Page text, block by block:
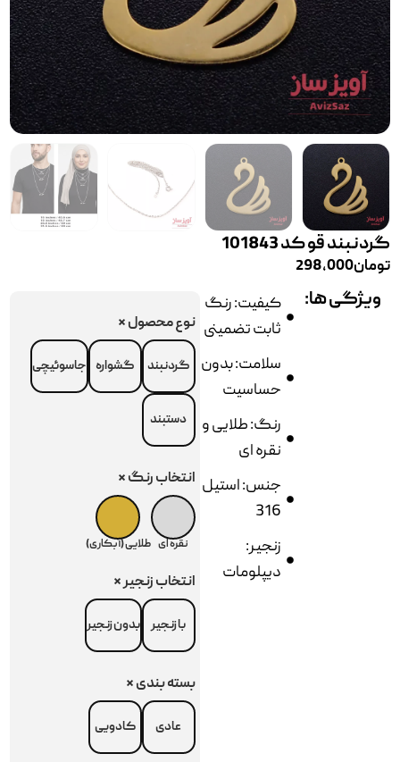
گردنبند قو کد 101843
تومان298,000
ویژگی ها:
کیفیت: رنگ
ثابت تضمینی
سلامت: بدون
حساسیت
رنگ: طلایی و
نقره ای
جنس: استیل
316
زنجیر:
دیپلومات
نوع محصول*
گردنبند گشواره جاسوئیچی
دستبند
انتخاب رنگ*
نقره ای طلایی (آبکاری)
انتخاب زنجیر*
با زنجیر بدون زنجیر
بسته بندی*
عادی کادویی